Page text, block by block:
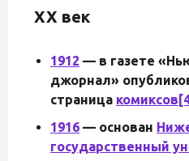
XX век
1912 — в газете
джорнал»
страница комиксов
1916 — основан
государственный